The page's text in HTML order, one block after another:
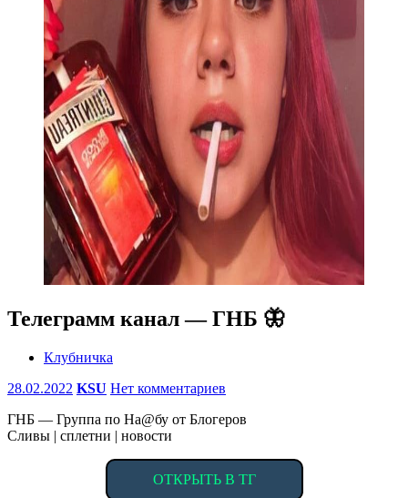
Телеграмм канал — ГНБ 🦋
Клубничка
28.02.2022 KSU Нет комментариев
ГНБ — Группа по На@бу от Блогеров
Сливы | сплетни | новости
ОТКРЫТЬ В ТГ